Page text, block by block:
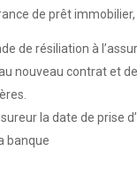
de prêt
de résiliation à
nouveau contrat et
la date de prise
banque